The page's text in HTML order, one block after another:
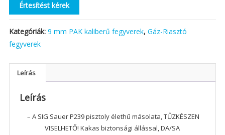
Értesítést kérek
Kategóriák: 9 mm PAK kaliberű fegyverek, Gáz-Riasztó
fegyverek
Leírás
Leírás
– A SIG Sauer P239 pisztoly élethű másolata, TŰZKÉSZEN
VISELHETŐ! Kakas biztonsági állással, DA/SA